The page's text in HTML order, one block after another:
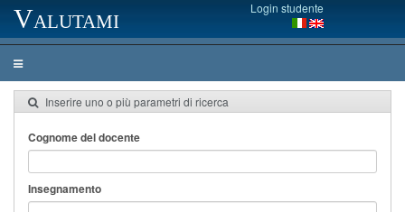
Valutami Login studente
Inserire uno o più parametri di ricerca
Cognome del docente
Insegnamento